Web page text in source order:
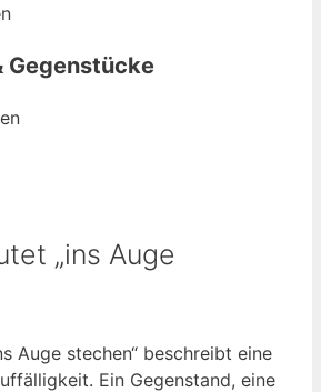
Gegenstücke
„ins Auge
Auge stechen“ beschreibt eine
Ein Gegenstand, eine